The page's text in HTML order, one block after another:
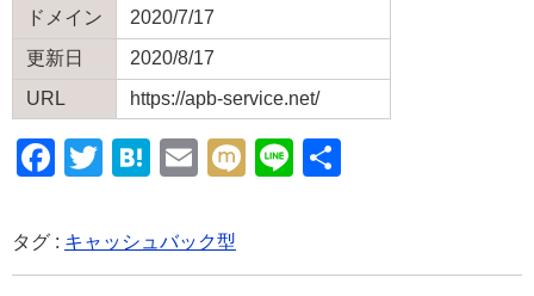
ドメイン
2020/7/17
更新日
2020/8/17
URL
https://apb-service.net/
F
c
e
T
tt
er
H
e
n
E
ail
M Li
タグ : キャッシュバック型